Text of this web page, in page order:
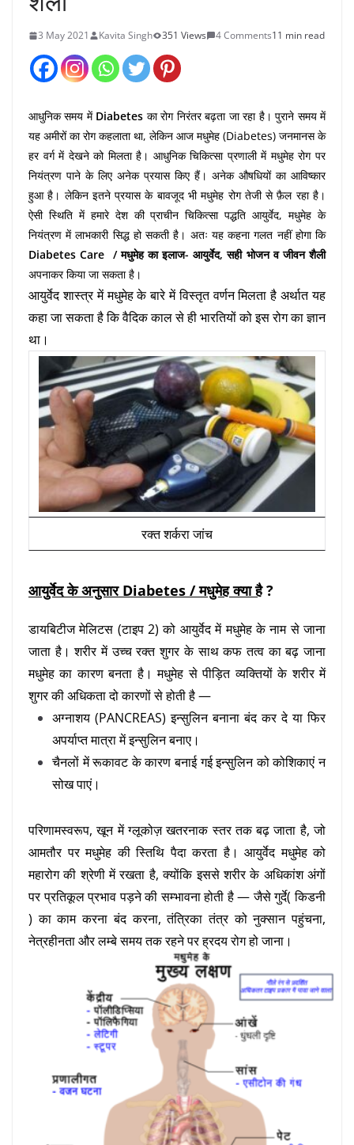
3 May 2021 Kavita Singh 351 Views 4 Comments11 min read
आधुनिक समय में Diabetes का रोग निरंतर बढ़ता जा रहा है। पुराने समय में
यह अमीरों का रोग कहलाता था, लेकिन आज मधुमेह (Diabetes) जनमानस के
हर वर्ग में देखने को मिलता है। आधुनिक चिकित्सा प्रणाली में मधुमेह रोग पर
नियंत्रण पाने के लिए अनेक प्रयास किए हैं। अनेक औषधियों का आविष्कार
हुआ है। लेकिन इतने प्रयास के बावजूद भी मधुमेह रोग तेजी से फ़ैल रहा है।
ऐसी स्थिति में हमारे देश की प्राचीन चिकित्सा पद्धति आयुर्वेद, मधुमेह के
नियंत्रण में लाभकारी सिद्ध हो सकती है। अतः यह कहना गलत नहीं होगा कि
Diabetes Care / मधुमेह का इलाज- आयुर्वेद, सही भोजन व जीवन शैली
अपनाकर किया जा सकता है।
आयुर्वेद शास्त्र में मधुमेह के बारे में विस्तृत वर्णन मिलता है अर्थात यह
कहा जा सकता है कि वैदिक काल से ही भारतियों को इस रोग का ज्ञान
था।
रक्त शर्करा जांच
आयुर्वेद के अनुसार Diabetes / मधुमेह क्या है?
डायबिटीज मेलिटस (टाइप 2) को आयुर्वेद में मधुमेह के नाम से जाना
जाता है। शरीर में उच्च रक्त शुगर के साथ कफ तत्व का बढ़ जाना
मधुमेह का कारण बनता है। मधुमेह से पीड़ित व्यक्तियों के शरीर में
शुगर की अधिकता दो कारणों से होती है —
अग्नाशय (PANCREAS) इन्सुलिन बनाना बंद कर दे या फिर
अपर्याप्त मात्रा में इन्सुलिन बनाए।
चैनलों में रूकावट के कारण बनाई गई इन्सुलिन को कोशिकाएं न
सोख पाएं।
परिणामस्वरूप, खून में ग्लूकोज़ खतरनाक स्तर तक बढ़ जाता है, जो
आमतौर पर मधुमेह की स्तिथि पैदा करता है। आयुर्वेद मधुमेह को
महारोग की श्रेणी में रखता है, क्योंकि इससे शरीर के अधिकांश अंगों
पर प्रतिकूल प्रभाव पड़ने की सम्भावना होती है — जैसे गुर्दे( किडनी
) का काम करना बंद करना, तंत्रिका तंत्र को नुक्सान पहुंचना,
नेत्रहीनता और लम्बे समय तक रहने पर ह्रदय रोग हो जाना।